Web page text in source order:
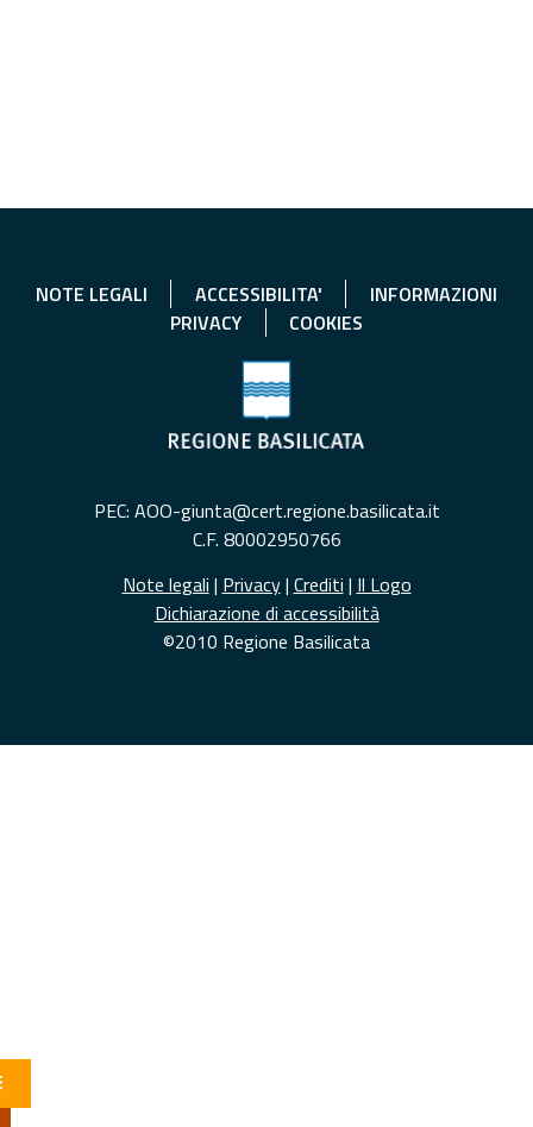
NOTE LEGALI ACCESSIBILITA'
INFORMAZIONI
PRIVACY
COOKIES
PEC: AOO-giunta@cert.regione.basilicata.it
C.F. 80002950766
Note legali | Privacy| Crediti | Il Logo
Dichiarazione di accessibilità
©2010 Regione Basilicata